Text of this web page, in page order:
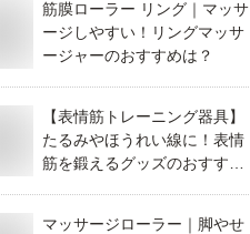
筋膜ローラー リング｜マッサ
ージしやすい！リングマッサ
ージャーのおすすめは？
【表情筋トレーニング器具】
たるみやほうれい線に！表情
筋を鍛えるグッズのおすすめ
マッサージローラー｜脚やせ